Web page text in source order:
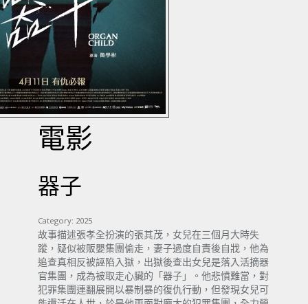
電影
器子
Category: 2025
故事描述張孝全扮演的張其茂，女兒在三個月大時失
蹤，疑似被販嬰集團偷走，妻子過度自責後自戕，他為
追查真相反被誣陷入獄，出獄後查出女兒是落入活摘器
官集團，成為被取走心臟的「器子」。他悲憤難當，對
犯罪集團連翻展開以暴制暴的復仇行動，但發現女兒可